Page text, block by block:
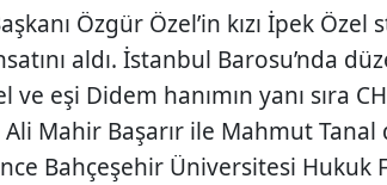
Özgür Özel’in kızı İpek Özel
aldı. İstanbul Barosu’nda
ve eşi Didem hanımın yanı sıra
Mahir Başarır ile Mahmut Tanal
Bahçeşehir Üniversitesi Hukuk